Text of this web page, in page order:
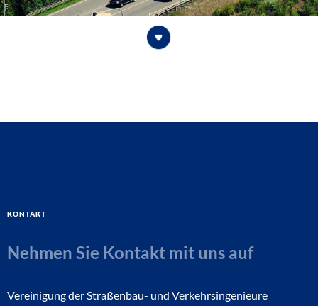
Kontakt
Nehmen Sie Kontakt mit uns auf
Vereinigung der Straßenbau- und Verkehrsingenieure